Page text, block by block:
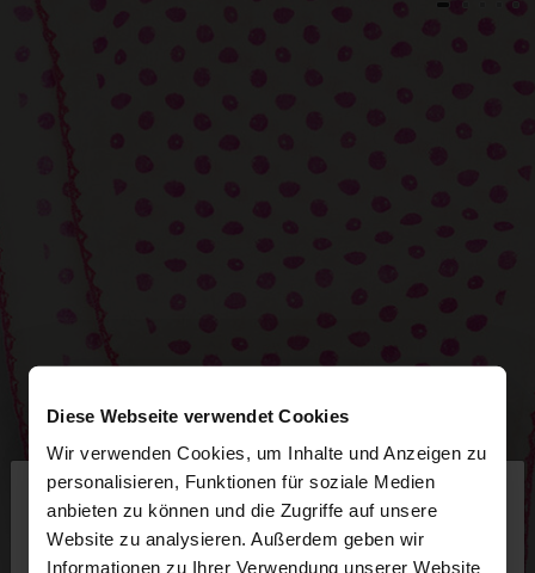
Diese Webseite verwendet Cookies
Wir verwenden Cookies, um Inhalte und Anzeigen zu
personalisieren, Funktionen für soziale Medien
anbieten zu können und die Zugriffe auf unsere
Website zu analysieren. Außerdem geben wir
Informationen zu Ihrer Verwendung unserer Website
hallo
Sie greifen von Austria auf die Website zu.